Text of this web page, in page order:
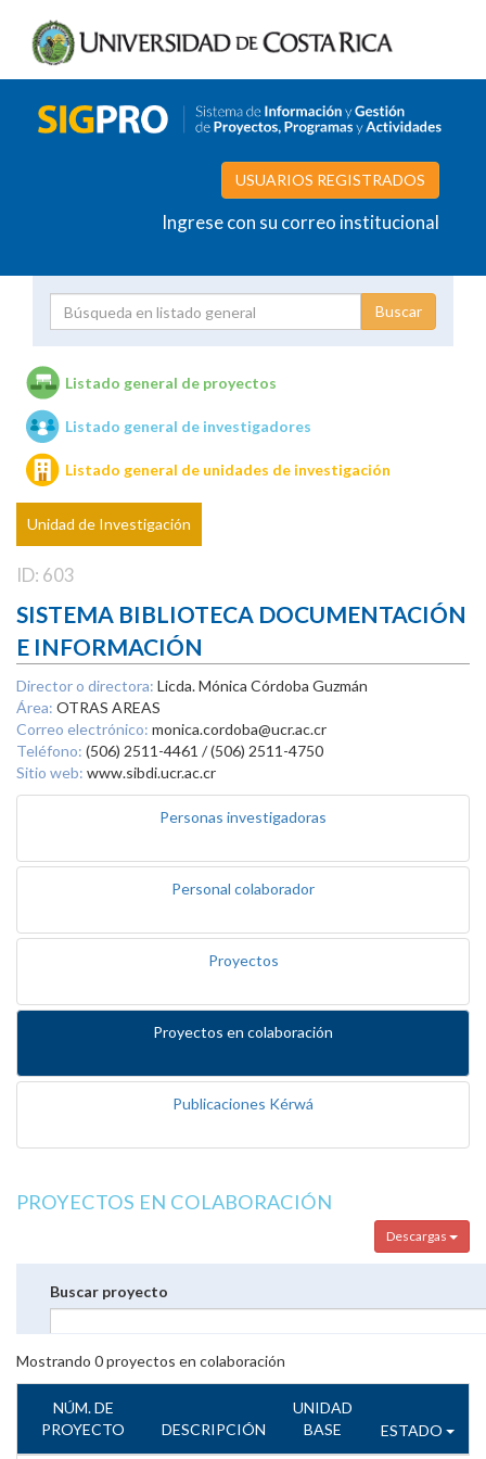
USUARIOS REGISTRADOS
Ingrese con su correo institucional
Unidades de investigación
Listado general de proyectos
Listado general de investigadores
Listado general de unidades de investigación
Unidad de Investigación
ID: 603
SISTEMA BIBLIOTECA DOCUMENTACIÓN
E INFORMACIÓN
Director o directora: Licda. Mónica Córdoba Guzmán
Área: OTRAS AREAS
Correo electrónico: monica.cordoba@ucr.ac.cr
Teléfono: (506) 2511-4461 / (506) 2511-4750
Sitio web: www.sibdi.ucr.ac.cr
Personas investigadoras
Personal colaborador
Proyectos
Proyectos en colaboración
Publicaciones Kérwá
PROYECTOS EN COLABORACIÓN
Descargas
Buscar proyecto
Mostrando 0proyectos en colaboración
NÚM. DE
PROYECTO
DESCRIPCIÓN
UNIDAD
BASE
ESTADO